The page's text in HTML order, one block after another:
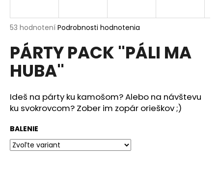
Priemerné
produktu
je
4,6
hviezdičiek.
53 hodnotení Podrobnosti hodnotenia
PÁRTY PACK "PÁLI MA
HUBA"
Ideš na párty ku kamošom? Alebo na návštevu
ku svokrovcom? Zober im zopár orieškov ;)
BALENIE
j
ť
?
HĽADAŤ